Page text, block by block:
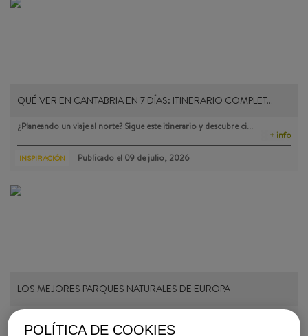
QUÉ VER EN CANTABRIA EN 7 DÍAS: ITINERARIO COMPLET…
¿Planeando un viaje al norte? Sigue este itinerario y descubre ci…
+ info
INSPIRACIÓN Publicado el 09 de julio, 2026
LOS MEJORES PARQUES NATURALES DE EUROPA
De Reino Unido a Finlandia pasando por Islandia, Croacia, Italia …
POLÍTICA DE COOKIES